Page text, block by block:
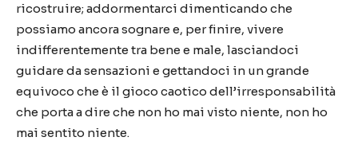
ricostruire; addormentarci dimenticando che
possiamo ancora sognare e, per finire, vivere
indifferentemente tra bene e male, lasciandoci
guidare da sensazioni e gettandoci in un grande
equivoco che è il gioco caotico dell’irresponsabilità
che porta a dire che non ho mai visto niente, non ho
mai sentito niente.